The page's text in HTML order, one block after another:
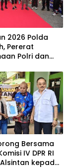
2026 Polda
Pererat
Polri dan
Bersama
IV DPR RI
kepada